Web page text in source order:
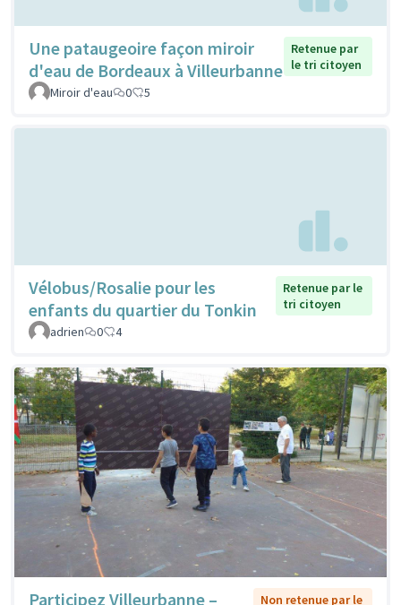
Une pataugeoire façon miroir
d'eau de Bordeaux à Villeurbanne
Retenue par
le tri citoyen
Miroir d'eau
0 5
Vélobus/Rosalie pour les
enfants du quartier du Tonkin
Retenue par le
tri citoyen
adrien
0 4
Participez Villeurbanne – Non retenue par le